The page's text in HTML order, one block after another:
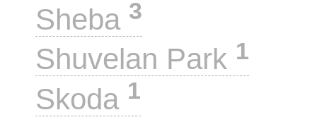
Sheba 3
Shuvelan Park 1
Skoda 1